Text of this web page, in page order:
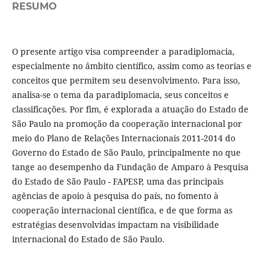
RESUMO
O presente artigo visa compreender a paradiplomacia,
especialmente no âmbito científico, assim como as teorias e
conceitos que permitem seu desenvolvimento. Para isso,
analisa-se o tema da paradiplomacia, seus conceitos e
classificações. Por fim, é explorada a atuação do Estado de
São Paulo na promoção da cooperação internacional por
meio do Plano de Relações Internacionais 2011-2014 do
Governo do Estado de São Paulo, principalmente no que
tange ao desempenho da Fundação de Amparo à Pesquisa
do Estado de São Paulo - FAPESP, uma das principais
agências de apoio à pesquisa do país, no fomento à
cooperação internacional científica, e de que forma as
estratégias desenvolvidas impactam na visibilidade
internacional do Estado de São Paulo.